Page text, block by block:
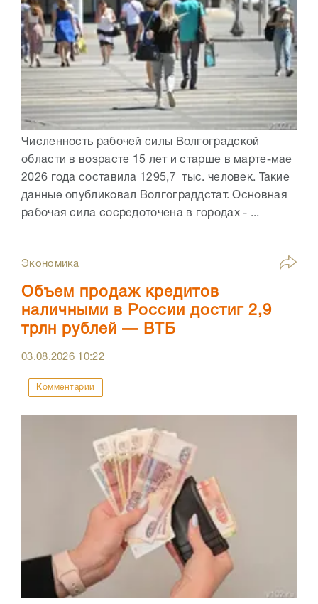
Численность рабочей силы Волгоградской
области в возрасте 15 лет и старше в марте-мае
2026 года составила 1295,7 тыс. человек. Такие
данные опубликовал Волгограддстат. Основная
рабочая сила сосредоточена в городах - ...
Экономика
Объем продаж кредитов
наличными в России достиг 2,9
трлн рублей — ВТБ
03.08.2026 10:22
Комментарии